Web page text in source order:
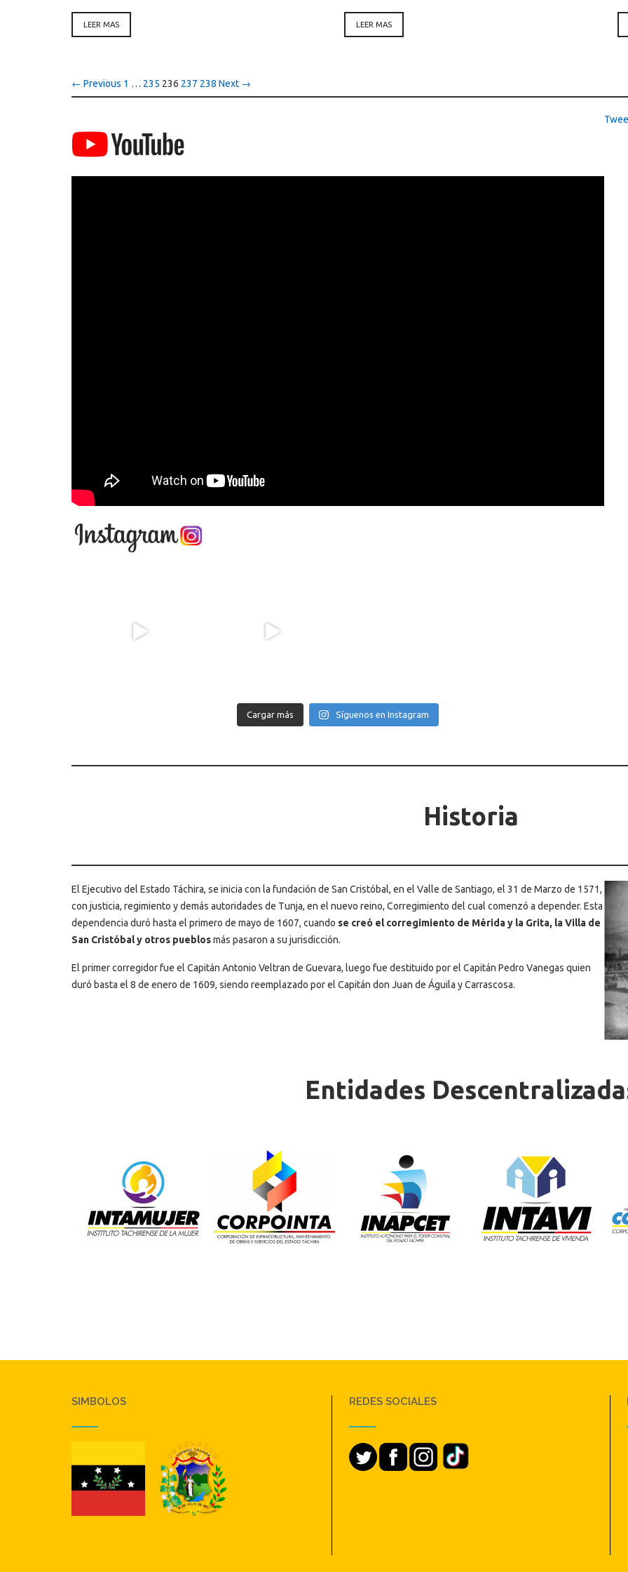
LEER MAS LEER MAS
← Previous 1 … 235 236 237 238 Next →
Cargar más Síguenos en Instagram
Historia
El Ejecutivo del Estado Táchira, se inicia con la fundación de San Cristóbal, en el Valle de Santiago, el 31 de Marzo de 1571,
con justicia, regimiento y demás autoridades de Tunja, en el nuevo reino, Corregimiento del cual comenzó a depender. Esta
dependencia duró hasta el primero de mayo de 1607, cuando se creó el corregimiento de Mérida y la Grita, la Villa de
San Cristóbal y otros pueblosmás pasaron a su jurisdicción.
El primer corregidor fue el Capitán Antonio Veltran de Guevara, luego fue destituido por el Capitán Pedro Vanegas quien
duró basta el 8 de enero de 1609, siendo reemplazado por el Capitán don Juan de Águila y Carrascosa.
Entidades
SIMBOLOS REDES SOCIALES